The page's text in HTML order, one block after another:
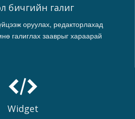
бичгийн галиг
оруулах, редакторлахад
галиглах зааврыг хараарай
Widget